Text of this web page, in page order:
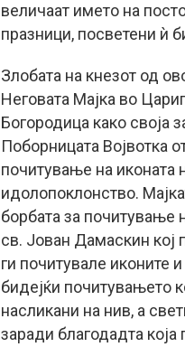
величаат името на
празници, посветени ѝ
Злобата на кнезот од
Неговата Мајка во
Богородица како своја
Поборницата Војвотка
почитување на иконата
идолопоклонство.
борбата за почитување
св. Јован Дамаскин кој
ги почитувале иконите
бидејќи почитувањето
насликани на нив, а
заради благодадта